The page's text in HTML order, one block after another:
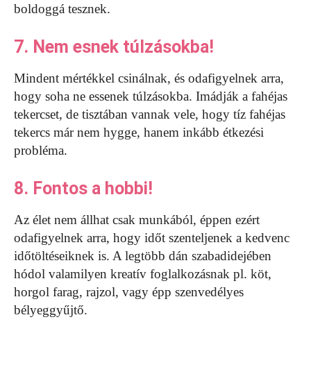
boldoggá tesznek.
7. Nem esnek túlzásokba!
Mindent mértékkel csinálnak, és odafigyelnek arra,
hogy soha ne essenek túlzásokba. Imádják a fahéjas
tekercset, de tisztában vannak vele, hogy tíz fahéjas
tekercs már nem hygge, hanem inkább étkezési
probléma.
8. Fontos a hobbi!
Az élet nem állhat csak munkából, éppen ezért
odafigyelnek arra, hogy időt szenteljenek a kedvenc
időtöltéseiknek is. A legtöbb dán szabadidejében
hódol valamilyen kreatív foglalkozásnak pl. köt,
horgol farag, rajzol, vagy épp szenvedélyes
bélyeggyűjtő.